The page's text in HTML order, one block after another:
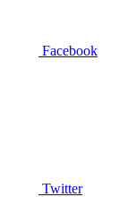
Facebook
Twitter